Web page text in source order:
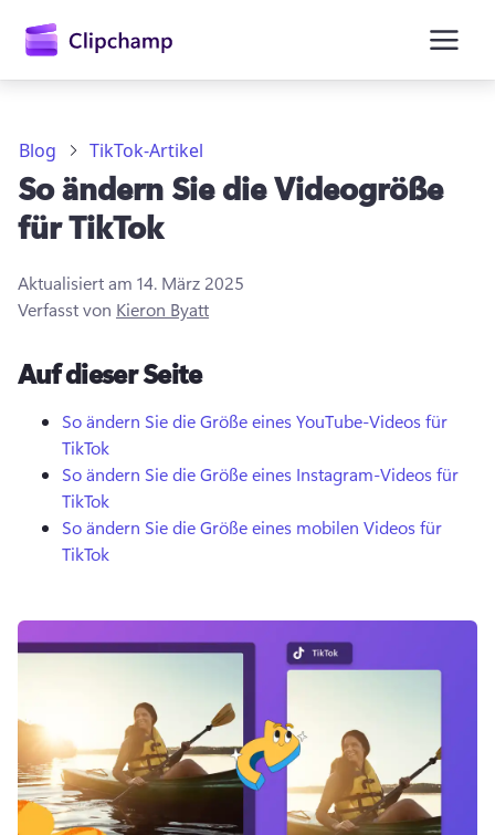
Anmelden
Blog TikTok-Artikel
So ändern Sie die Videogröße
für TikTok
Aktualisiert am 14. März 2025
Verfasst von Kieron Byatt
Auf dieser Seite
So ändern Sie die Größe eines YouTube-Videos für
TikTok
So ändern Sie die Größe eines Instagram-Videos für
TikTok
So ändern Sie die Größe eines mobilen Videos für
TikTok